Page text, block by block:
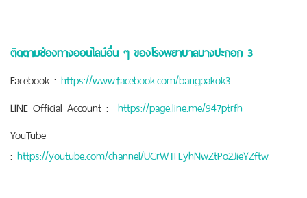
ติดตามช่องทางออนไลน์อื่น ๆ ของโรงพยาบาลบางปะกอก 3
Facebook : https://www.facebook.com/bangpakok3
LINE Official Account : https://page.line.me/947ptrfh
YouTube
: https://youtube.com/channel/UCrWTFEyhNwZtPo2JieYZftw